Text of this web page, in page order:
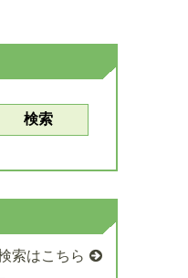
索はこちら